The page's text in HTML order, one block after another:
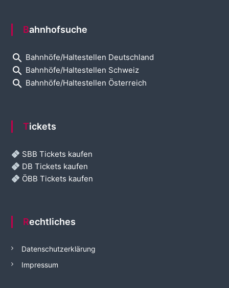
Bahnhofsuche
search Bahnhöfe/Haltestellen Deutschland
search Bahnhöfe/Haltestellen Schweiz
search Bahnhöfe/Haltestellen Österreich
Tickets
SBB Tickets kaufen
DB Tickets kaufen
ÖBB Tickets kaufen
Rechtliches
Datenschutzerklärung
Impressum